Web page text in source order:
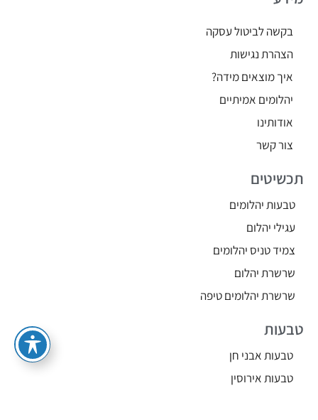
בקשה לביטול עסקה
הצהרת נגישות
איך מוצאים מידה?
יהלומים אמיתיים
אודותינו
צור קשר
תכשיטים
טבעות יהלומים
עגילי יהלום
צמיד טניס יהלומים
שרשרת יהלום
שרשרת יהלומים טיפה
טבעות
טבעות אבני חן
טבעות אירוסין